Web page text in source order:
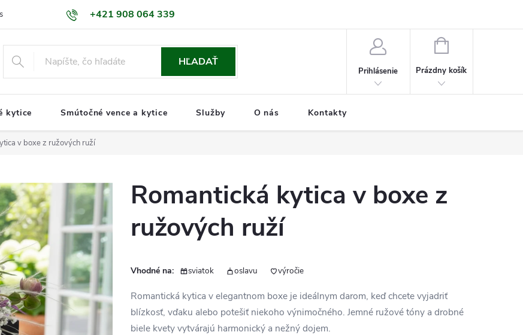
+421 908 064 339
údajov GDPR Naša predajňa Kontakty
HĽADAŤ
Prihlásenie
NÁKUPNÝ
Prázdny košík
kytice Smútočné vence a kytice Služby O nás Kontakty
v boxe z ružových ruží
Romantická kytica v boxe z
ružových ruží
Vhodné na: sviatok oslavu výročie
Romantická kytica v elegantnom boxe je ideálnym darom, keď chcete vyjadriť
blízkosť, vďaku alebo potešiť niekoho výnimočného. Jemné ružové tóny a drobné
biele kvety vytvárajú harmonický a nežný dojem.